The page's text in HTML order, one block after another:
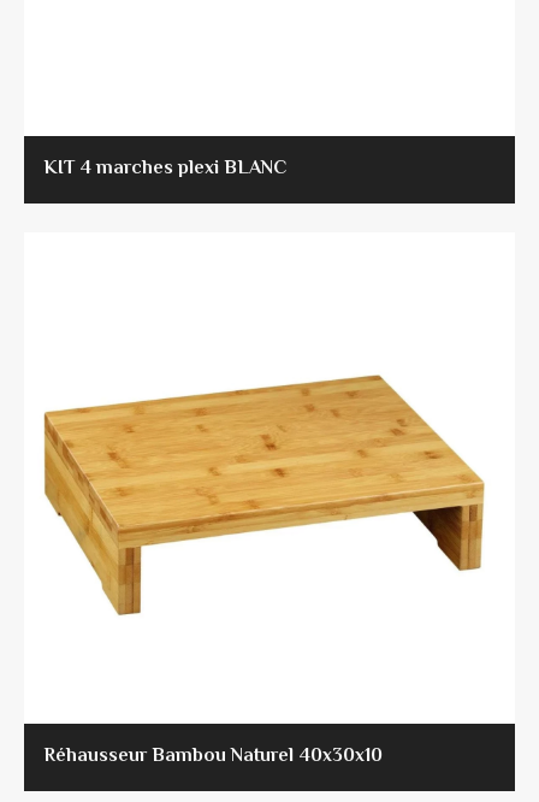
KIT 4 marches plexi BLANC
Réhausseur Bambou Naturel 40x30x10